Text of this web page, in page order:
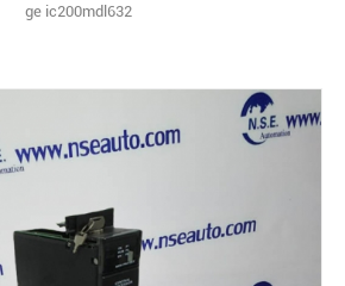
ge ic200mdl632